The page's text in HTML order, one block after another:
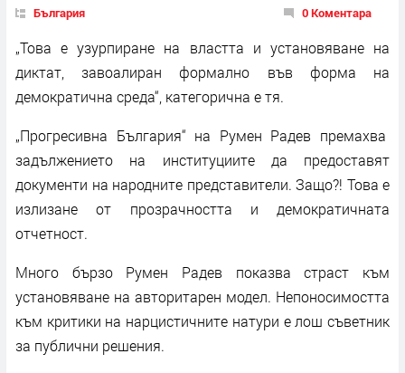
България 0 Коментара
„Това е узурпиране на властта и установяване на
диктат, завоалиран формално във форма на
демократична среда“, категорична е тя.
„Прогресивна България“ на Румен Радев премахва
задължението на институциите да предоставят
документи на народните представители. Защо?! Това е
излизане от прозрачността и демократичната
отчетност.
Много бързо Румен Радев показва страст към
установяване на авторитарен модел. Непоносимостта
към критики на нарцистичните натури е лош съветник
за публични решения.